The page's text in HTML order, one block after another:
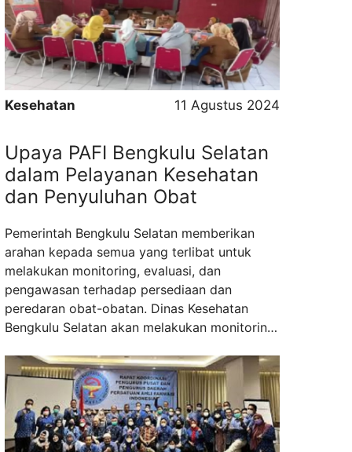
PAFI Kabupaten Bengkulu Selatan Sejak
proklamasi kemerdekaan republik Indonesia
pada tanggal 17 Agustus 1945, para ahli
farmasi Indonesia telah aktif berperan serta ...
Read more
Kesehatan
11 Agustus 2024
Upaya PAFI Bengkulu Selatan
dalam Pelayanan Kesehatan
dan Penyuluhan Obat
Pemerintah Bengkulu Selatan memberikan
arahan kepada semua yang terlibat untuk
melakukan monitoring, evaluasi, dan
pengawasan terhadap persediaan dan
peredaran obat-obatan. Dinas Kesehatan
Bengkulu Selatan akan melakukan monitoring,
apotek yang ada akan diawasi secara ketat
sesuai aturan yang berlaku dari Kementrian
Kesehatan. Kepala Dinas Kesehatan Bengkulu
Selatan, menyampaikan ketersediaan obat ini
...Read more